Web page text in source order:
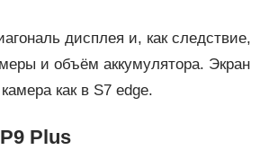
дисплея и, как следствие,
и объём аккумулятора. Экран
как в S7 edge.
Plus